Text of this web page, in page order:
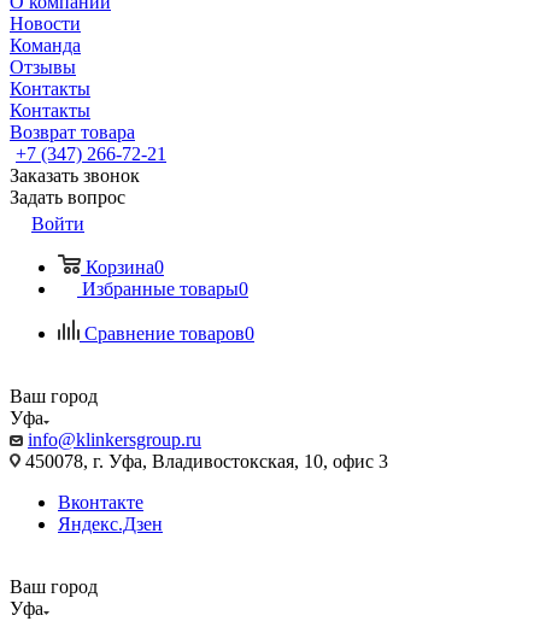
Новости
Команда
Отзывы
Контакты
Контакты
Возврат товара
+7 (347) 266-72-21
Заказать звонок
Задать вопрос
Войти
Корзина0
Избранные товары0
Сравнение товаров0
Ваш город
Уфа
info@klinkersgroup.ru
450078, г. Уфа, Владивостокская, 10, офис 3
Вконтакте
Яндекс.Дзен
Ваш город
Уфа